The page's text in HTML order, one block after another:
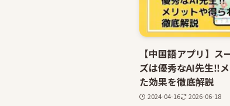
【中国語アプリ】ス
ズは優秀なAI先生‼
た効果を徹底解説
2024-04-16 2026-06-18